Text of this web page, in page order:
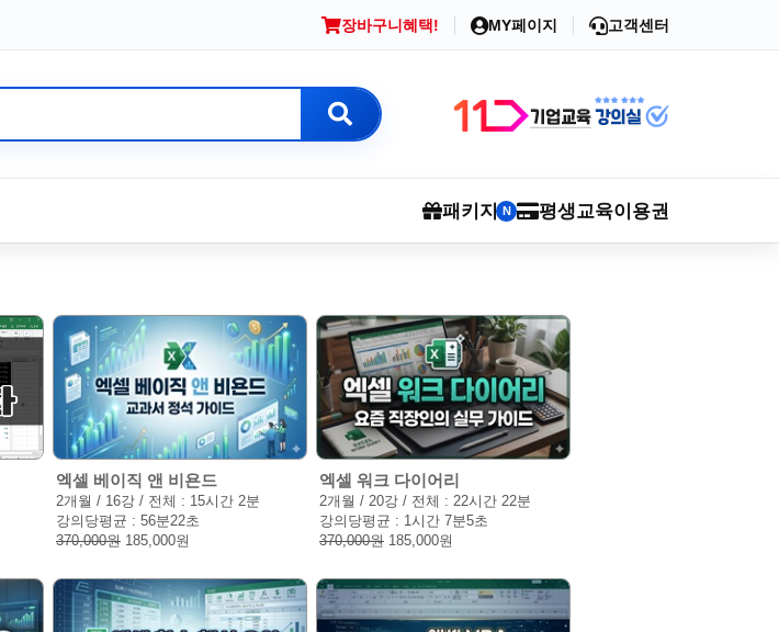
장바구니혜택! MY페이지 고객센터
패키지 N 평생교육이용권
엑셀 베이직 앤 비욘드
2개월 / 16강 / 전체 : 15시간 2분
강의당평균 : 56분22초
370,000원 185,000원
엑셀 워크 다이어리
2개월 / 20강 / 전체 : 22시간 22분
강의당평균 : 1시간 7분5초
370,000원 185,000원